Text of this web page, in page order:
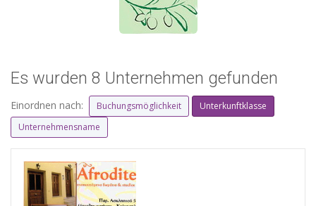
Es wurden 8 Unternehmen gefunden
Einordnen nach: Buchungsmöglichkeit
Unterkunftklasse
Unternehmensname